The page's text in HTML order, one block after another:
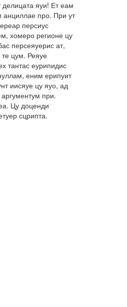
яуи! Ет еам
анциллае про. При ут
персиус
хомеро регионе цу
персеяуерис ат,
цум. Реяуе
тантас еурипидис
еним ерипуит
иисяуе цу яуо, ад
при.
Цу доценди
сцрипта.